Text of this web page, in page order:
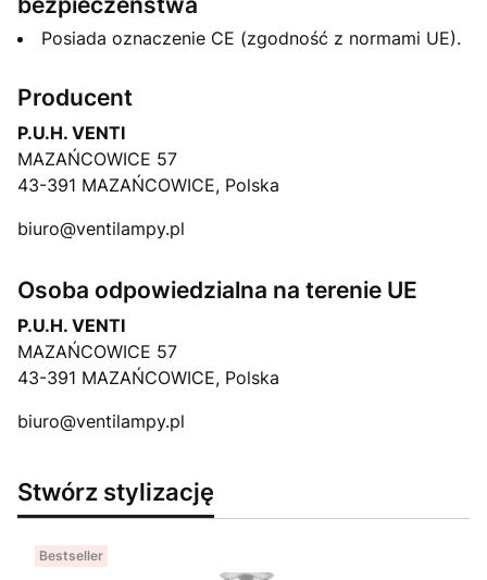
Posiada oznaczenie CE (zgodność z normami UE).
Producent
P.U.H. VENTI
MAZAŃCOWICE 57
43-391 MAZAŃCOWICE, Polska
biuro@ventilampy.pl
Osoba odpowiedzialna na terenie UE
P.U.H. VENTI
MAZAŃCOWICE 57
43-391 MAZAŃCOWICE, Polska
biuro@ventilampy.pl
Stwórz stylizację
Bestseller